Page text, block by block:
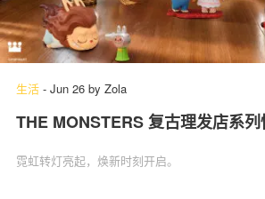
生活 - Jun 26 by Zola
THE MONSTERS 复古理发店系
霓虹转灯亮起，焕新时刻开启。